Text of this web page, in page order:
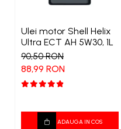
Ulei motor Shell Helix
Ultra ECT AH 5W30, 1L
90,50 RON
88,99 RON
ADAUGA IN COS